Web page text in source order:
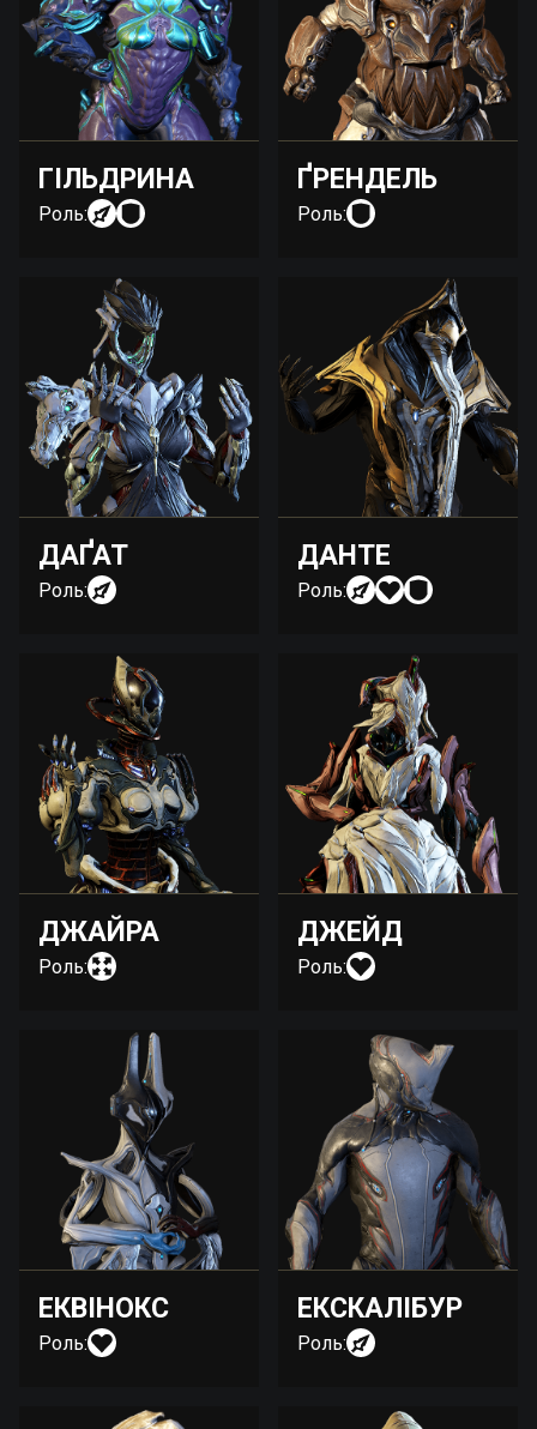
ГІЛЬДРИНА
Роль:
ҐРЕНДЕЛЬ
Роль:
ДАҐАТ
Роль:
ДАНТЕ
Роль:
ДЖАЙРА
Роль:
ДЖЕЙД
Роль:
ЕКВІНОКС
Роль:
ЕКСКАЛІБУР
Роль: